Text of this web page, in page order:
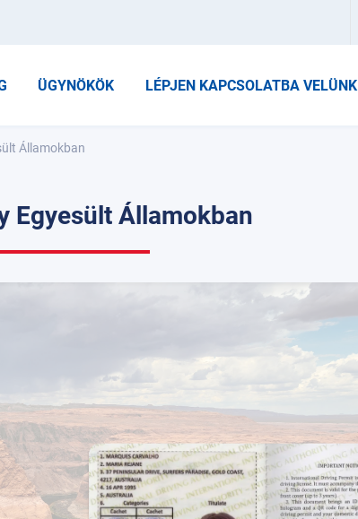
ÜGYNÖKÖK LÉPJEN KAPCSOLATBA VELÜNK
Államokban
Egyesült Államokban